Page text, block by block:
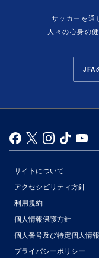
サッカーを通
人々の心身の
JFA
サイトについて
アクセシビリティ方針
利用規約
個人情報保護方針
個人番号及び特定個人情
プライバシーポリシー